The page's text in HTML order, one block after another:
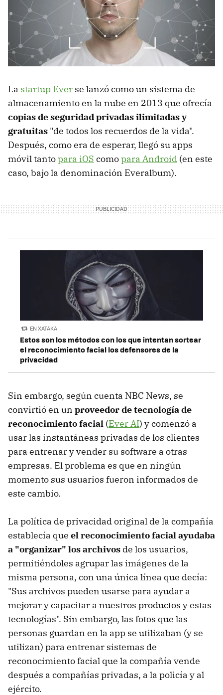
La startup Ever se lanzó como un sistema de
almacenamiento en la nube en 2013 que ofrecía
copias de seguridad privadas ilimitadas y
gratuitas "de todos los recuerdos de la vida".
Después, como era de esperar, llegó su apps
móvil tantopara iOS comopara Android (en este
caso, bajo la denominación Everalbum).
EN XATAKA
Estos son los métodos con los que intentan sortear
el reconocimiento facial los defensores de la
privacidad
Sin embargo, según cuenta NBC News, se
convirtió en un proveedor de tecnología de
reconocimiento facial (Ever AI) y comenzó a
usar las instantáneas privadas de los clientes
para entrenar y vender su software a otras
empresas. El problema es que en ningún
momento sus usuarios fueron informados de
este cambio.
La política de privacidad original de la compañía
establecía que el reconocimiento facial ayudaba
a "organizar" los archivos de los usuarios,
permitiéndoles agrupar las imágenes de la
misma persona, con una única línea que decía:
"Sus archivos pueden usarse para ayudar a
mejorar y capacitar a nuestros productos y estas
tecnologías". Sin embargo, las fotos que las
personas guardan en la app se utilizaban (y se
utilizan) para entrenar sistemas de
reconocimiento facial que la compañía vende
después a compañías privadas, a la policía y al
ejército.